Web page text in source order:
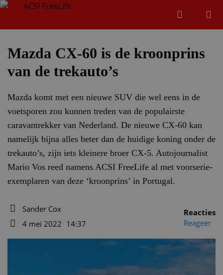
Mazda CX-60 is de kroonprins
van de trekauto’s
Mazda komt met een nieuwe SUV die wel eens in de
voetsporen zou kunnen treden van de populairste
caravantrekker van Nederland. De nieuwe CX-60 kan
namelijk bijna alles beter dan de huidige koning onder de
trekauto’s, zijn iets kleinere broer CX-5. Autojournalist
Mario Vos reed namens ACSI FreeLife al met voorserie-
exemplaren van deze ‘kroonprins’ in Portugal.
Auteur
Sander Cox
4 mei 2022 14:37
Reacties
Reageer